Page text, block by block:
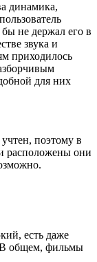
динамика,
не держал его в
звука и
приходилось
для них
поэтому в
расположены они
есть даже
В общем, фильмы